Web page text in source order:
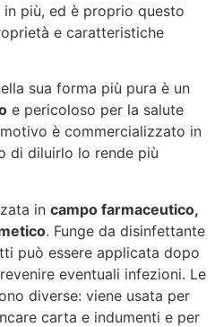
più, ed è proprio questo
e caratteristiche
sua forma più pura è un
e pericoloso per la salute
è commercializzato in
di diluirlo lo rende più
in campo farmaceutico,
. Funge da disinfettante
può essere applicata dopo
eventuali infezioni. Le
diverse: viene usata per
carta e indumenti e per